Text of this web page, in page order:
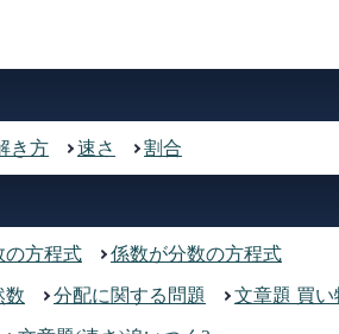
き方 速さ 割合
の方程式 係数が分数の方程式
数 分配に関する問題 文章題 買い